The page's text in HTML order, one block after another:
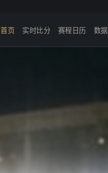
首页 实时比分 赛程日历 数